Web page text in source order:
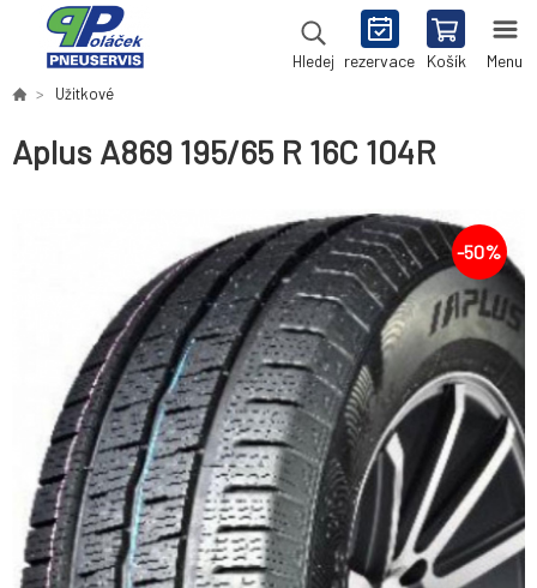
Hledej rezervace Košík Menu
Užitkové
Aplus A869 195/65 R 16C 104R
-50%